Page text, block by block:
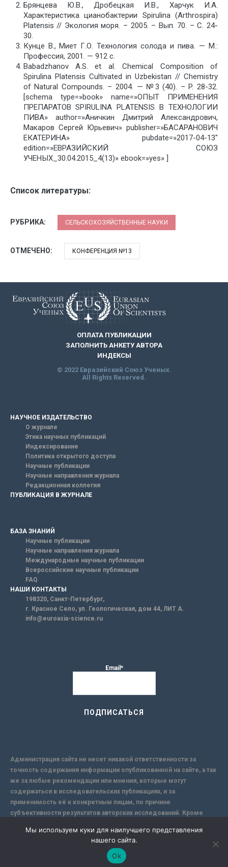
Брянцева Ю.В., Дробецкая И.В., Харчук И.А.
Характеристика цианобактерии Spirulina (Arthrospira)
Platensis // Экология моря. – 2005. – Вып. 70. – С. 24-
30.
Кунце В., Миет Г.О. Технология солода и пива. — М.:
Профессия, 2001. — 912 с.
Babadzhanov A.S. et al. Chemical Composition of
Spirulina Platensis Cultivated in Uzbekistan // Chemistry
of Natural Compounds. – 2004. — №3 (40). – P. 28-32.
[schema type=»book» name=»ОПЫТ ПРИМЕНЕНИЯ
ПРЕПАРАТОВ SPIRULINA PLATENSIS В ТЕХНОЛОГИИ
ПИВА» author=»Аничкин Дмитрий Александрович,
Макаров Сергей Юрьевич» publisher=»БАСАРАНОВИЧ
ЕКАТЕРИНА» pubdate=»2017-04-13″
edition=»ЕВРАЗИЙСКИЙ СОЮЗ
УЧЕНЫХ_30.04.2015_4(13)» ebook=»yes» ]
Список литературы:
РУБРИКА: СЕЛЬСКОХОЗЯЙСТВЕННЫЕ НАУКИ
ОТМЕЧЕНО: КОНФЕРЕНЦИЯ №13
ОПЛАТА ПУБЛИКАЦИИ
ЗАПОЛНИТЬ АНКЕТУ АВТОРА
ИНДЕКСЫ
© 2022 Евразийский Союз Ученых.
All Rights Reserved.
НАУЧНОЕ ИЗДАТЕЛЬСТВО
О журнале
Этика научных публикаций
Индексирование
Политика открытого доступа
Научные публикации
Научные направления журнала
Редакционная коллегия
ПУБЛИКАЦИЯ В ЖУРНАЛЕ
БАЗА ЗНАНИЙ
Научные публикации
Научные направления журнала
Международные научные публикации
Всероссийские научные публикации
FAQ
НАШИ КОНТАКТЫ
198320, Санкт-Петербург,
г. Красное Село, ул. Геологическая, дом 44, ЛИТ А.
info@euroasia-science.ru
Email*
Администрация сайта не несет никакой ответственности за
точность содержания информации опубликованной на сайте, а так
же за любые рекомендации или мнения, которые могут
содержаться в исследовательских публикациях, и за
применимость её к конкретным лицам, по причине
субъективности результатов авторских исследований. Кроме
надежной защиты информации, Сайт не несет ответственности за
информацию, присылаемую через интернет.
Мы используем куки для наилучшего представления
нашего сайта.
Ok